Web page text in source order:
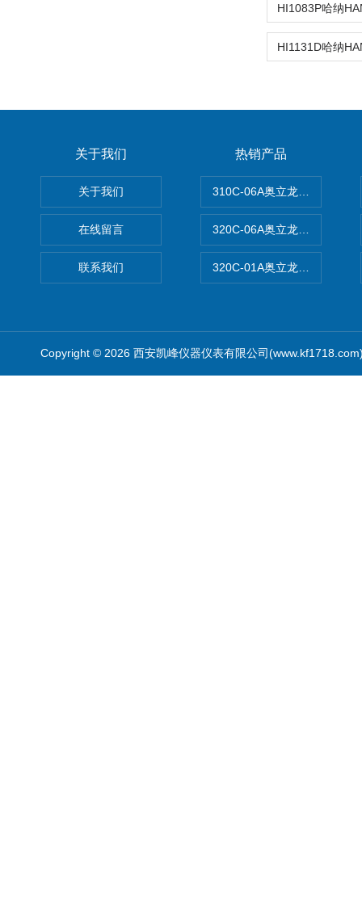
关于我们
关于我们
在线留言
联系我们
热销产品
310C-06A奥立龙实验室台式
320C-06A奥立龙实验室便携
320C-01A奥立龙实验室便携
Copyright © 2026 西安凯峰仪器仪表有限公司